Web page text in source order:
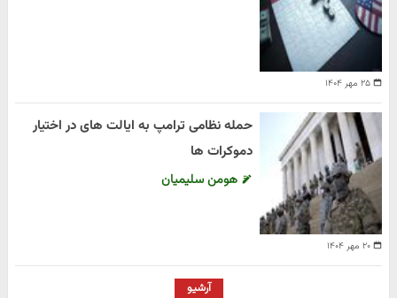
۲۵ مهر ۱۴۰۴
۲۰ مهر ۱۴۰۴
حمله نظامی ترامپ به ایالت های در اختیار
دموکرات ها
هومن سلیمیان
آرشیو